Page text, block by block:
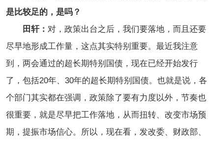
是比较足的，是吗？
田轩： 对，政策出台之后，我们要落地，而且还要
尽早地形成工作量，这点其实特别重要。最近我注意
到，两会通过的超长期特别国债，现在已经开始发行
了，包括20年、30年的超长期特别国债。也就是说，各
个部门其实都在强调，政策除了要有力度以外，节奏也
很重要，就是尽早把工作落地，从而扭转、改变市场预
期，提振市场信心。所以，现在看，发改委、财政部、